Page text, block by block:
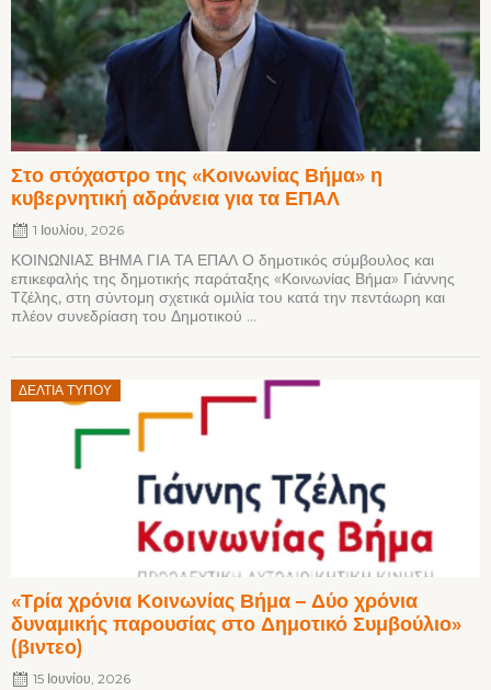
Στο στόχαστρο της «Κοινωνίας Βήμα» η
κυβερνητική αδράνεια για τα ΕΠΑΛ
1 Ιουλίου, 2026
ΚΟΙΝΩΝΙΑΣ ΒΗΜΑ ΓΙΑ ΤΑ ΕΠΑΛ Ο δημοτικός σύμβουλος και
επικεφαλής της δημοτικής παράταξης «Κοινωνίας Βήμα» Γιάννης
Τζέλης, στη σύντομη σχετικά ομιλία του κατά την πεντάωρη και
πλέον συνεδρίαση του Δημοτικού ...
ΔΕΛΤΊΑ ΤΎΠΟΥ
«Τρία χρόνια Κοινωνίας Βήμα – Δύο χρόνια
δυναμικής παρουσίας στο Δημοτικό Συμβούλιο»
(βιντεο)
Posted
on
15 Ιουνίου, 2026